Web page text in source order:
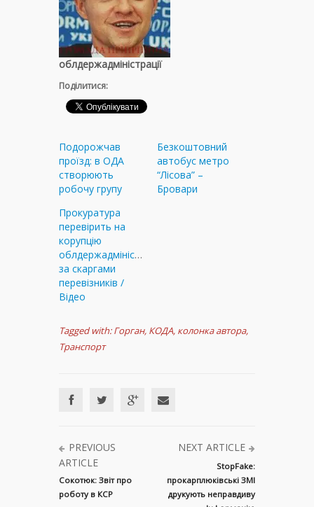
облдержадміністрації
Поділитися:
Подорожчав
проїзд: в ОДА
створюють
робочу групу
Безкоштовний
автобус метро
“Лісова” –
Бровари
Прокуратура
перевірить на
корупцію
облдержадміністрацію
за скаргами
перевізників /
Відео
Tagged with: Горган, КОДА, колонка автора,
Транспорт
PREVIOUS
ARTICLE
Сокотюк: Звіт про
роботу в КСР
NEXT ARTICLE
StopFake:
прокарплюківські ЗМІ
друкують неправдиву